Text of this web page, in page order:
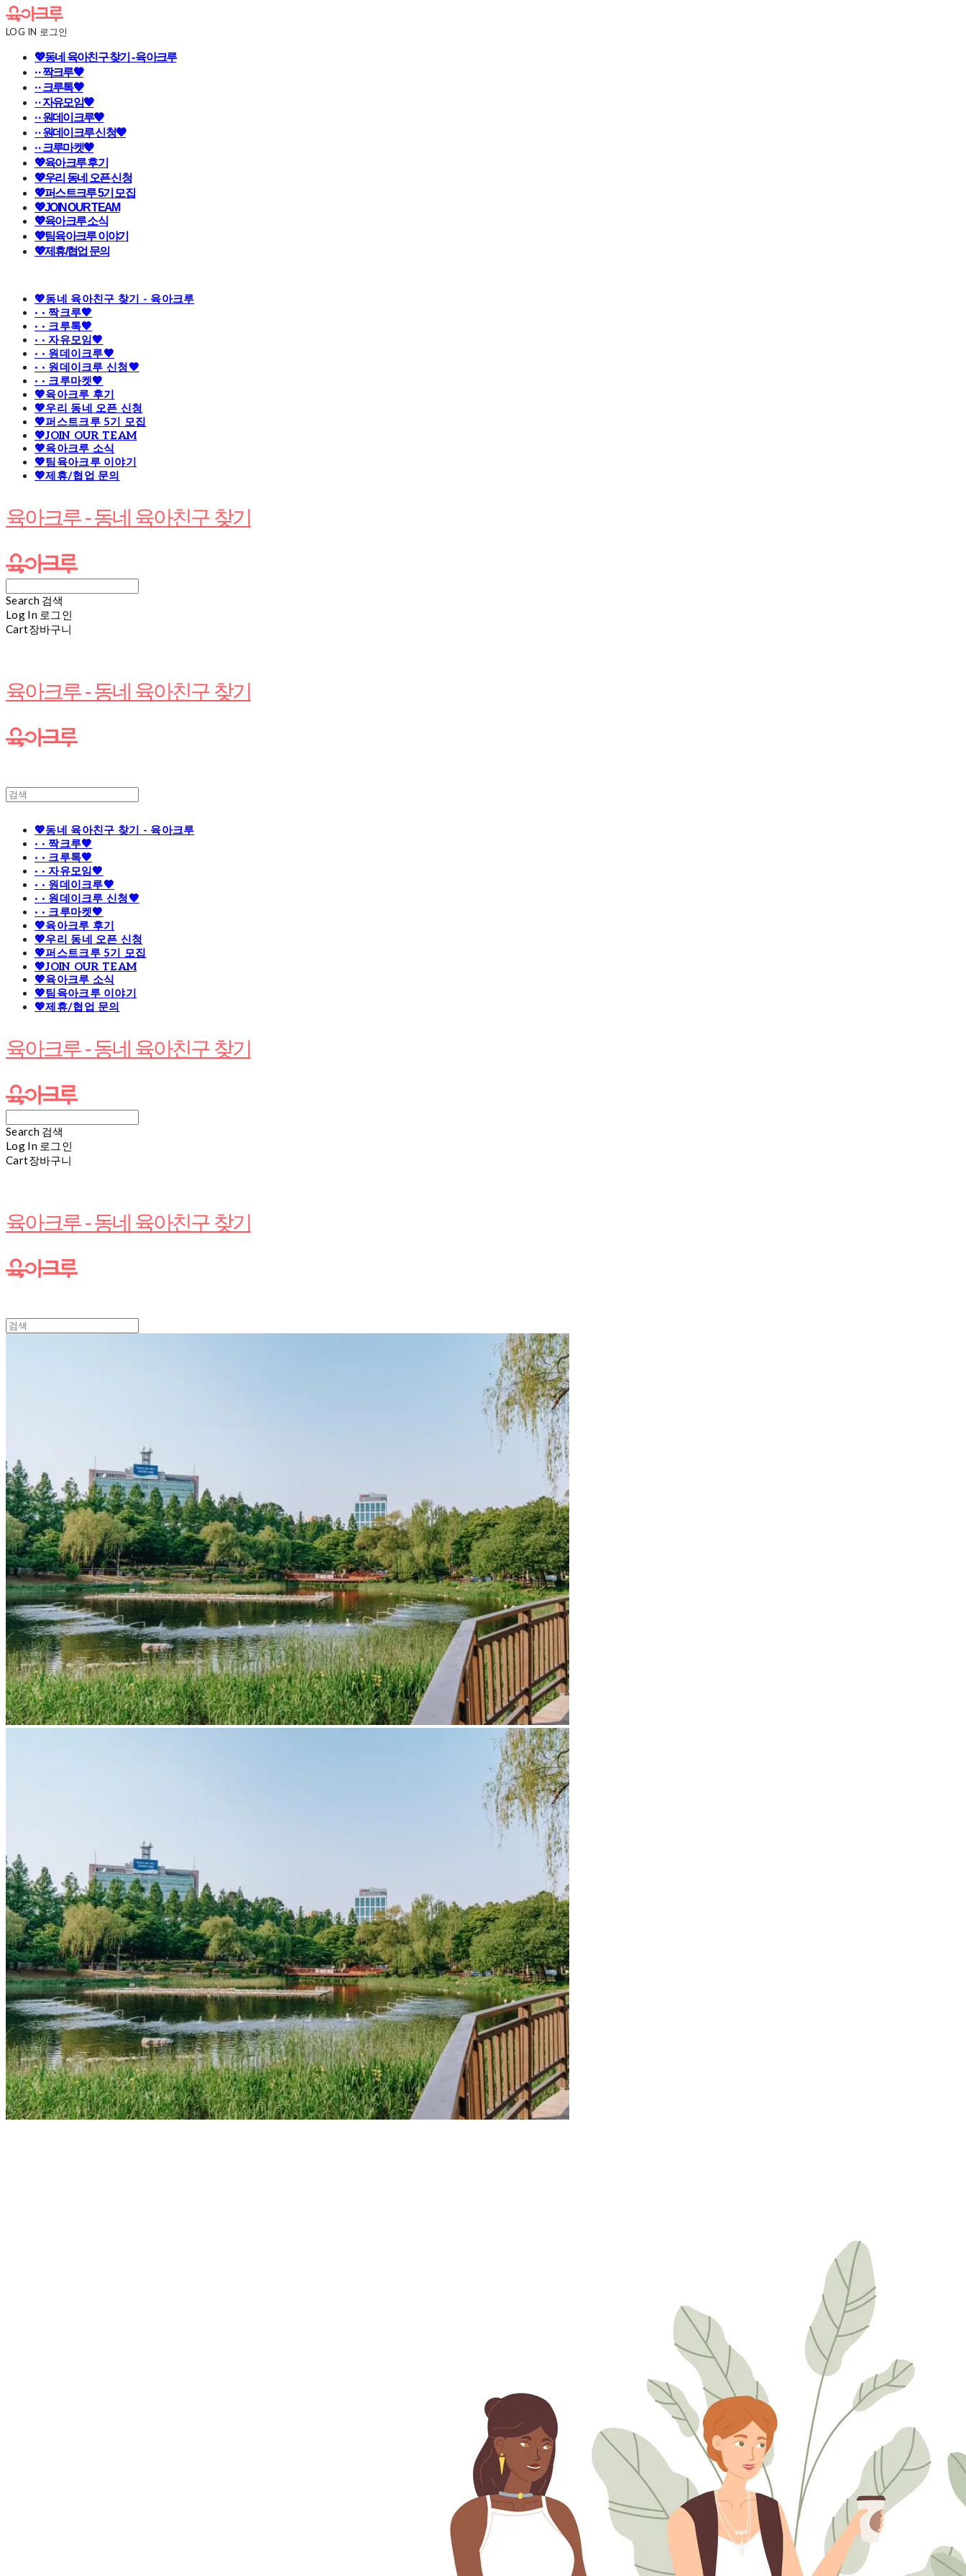
LOG IN 로그인
💖동네 육아친구 찾기 - 육아크루
· · 짝크루🧡
· · 크루톡🧡
· · 자유모임🧡
· · 원데이크루🧡
· · 원데이크루 신청🧡
· · 크루마켓🧡
💖육아크루 후기
💖우리 동네 오픈 신청
💖퍼스트크루 5기 모집
💖JOIN OUR TEAM
💖육아크루 소식
💖팀육아크루 이야기
💖제휴/협업 문의
💖동네 육아친구 찾기 - 육아크루
· · 짝크루🧡
· · 크루톡🧡
· · 자유모임🧡
· · 원데이크루🧡
· · 원데이크루 신청🧡
· · 크루마켓🧡
💖육아크루 후기
💖우리 동네 오픈 신청
💖퍼스트크루 5기 모집
💖JOIN OUR TEAM
💖육아크루 소식
💖팀육아크루 이야기
💖제휴/협업 문의
육아크루 - 동네 육아친구 찾기
Search 검색
Log In 로그인
Cart장바구니
육아크루 - 동네 육아친구 찾기
💖동네 육아친구 찾기 - 육아크루
· · 짝크루🧡
· · 크루톡🧡
· · 자유모임🧡
· · 원데이크루🧡
· · 원데이크루 신청🧡
· · 크루마켓🧡
💖육아크루 후기
💖우리 동네 오픈 신청
💖퍼스트크루 5기 모집
💖JOIN OUR TEAM
💖육아크루 소식
💖팀육아크루 이야기
💖제휴/협업 문의
육아크루 - 동네 육아친구 찾기
Search 검색
Log In 로그인
Cart장바구니
육아크루 - 동네 육아친구 찾기